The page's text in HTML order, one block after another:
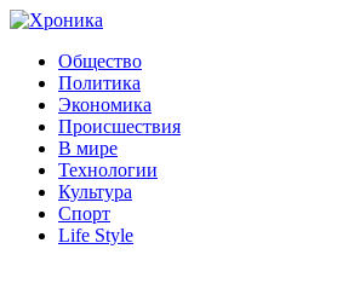
Общество
Политика
Экономика
Происшествия
В мире
Технологии
Культура
Спорт
Life Style